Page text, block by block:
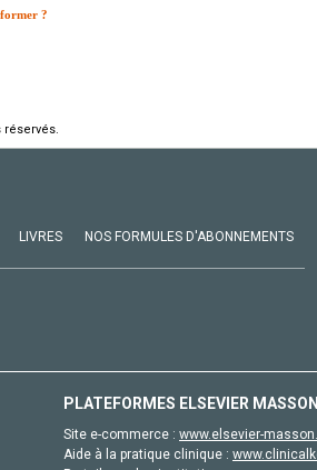
?
réservés.
LIVRES NOS FORMULES D'ABONNEMENTS
PLATEFORMES ELSEVIER MASSON
Site e-commerce : www.elsevier-
Aide à la pratique clinique :